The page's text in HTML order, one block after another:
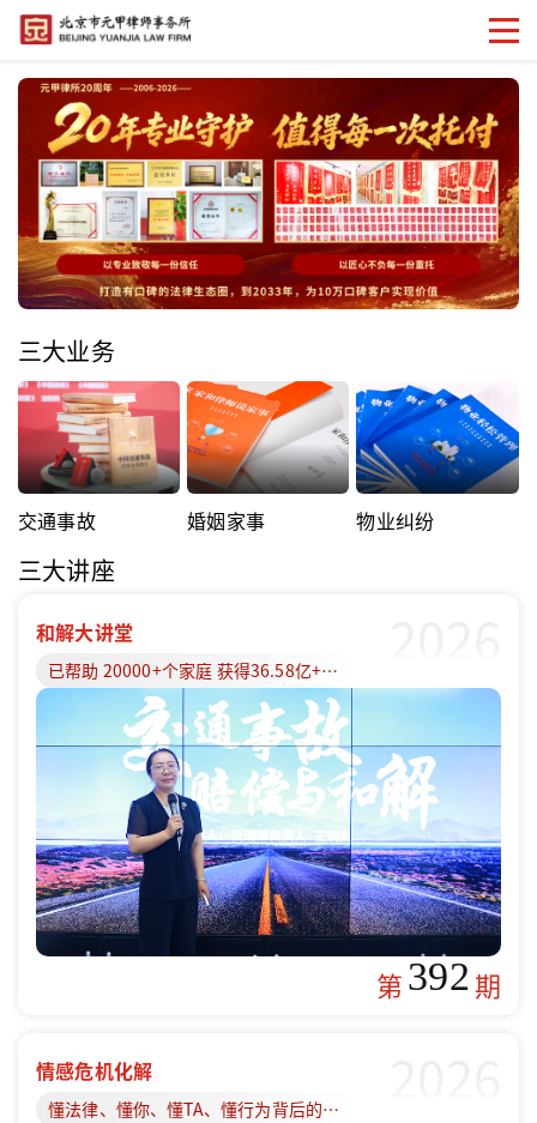
三大业务
交通事故 婚姻家事 物业纠纷
三大讲座
和解大讲堂
已帮助 20000+个家庭 获得36.58亿+赔偿款
第392期
情感危机化解
懂法律、懂你、懂TA、懂行为背后的原因